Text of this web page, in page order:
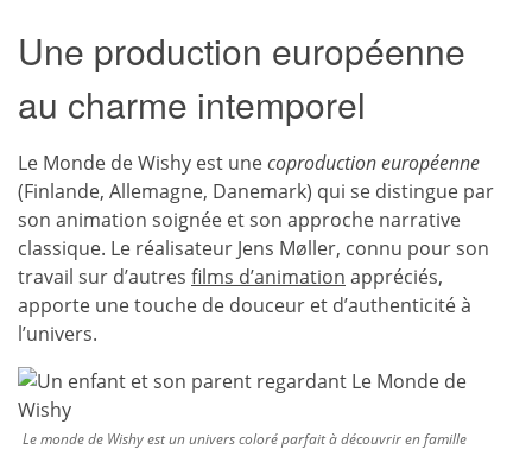
Une production européenne
au charme intemporel
Le Monde de Wishy est unecoproduction européenne
(Finlande, Allemagne, Danemark) qui se distingue par
son animation soignée et son approche narrative
classique. Le réalisateur Jens Møller, connu pour son
travail sur d’autres films d’animation appréciés,
apporte une touche de douceur et d’authenticité à
l’univers.
Le monde de Wishy est un univers coloré parfait à découvrir en famille